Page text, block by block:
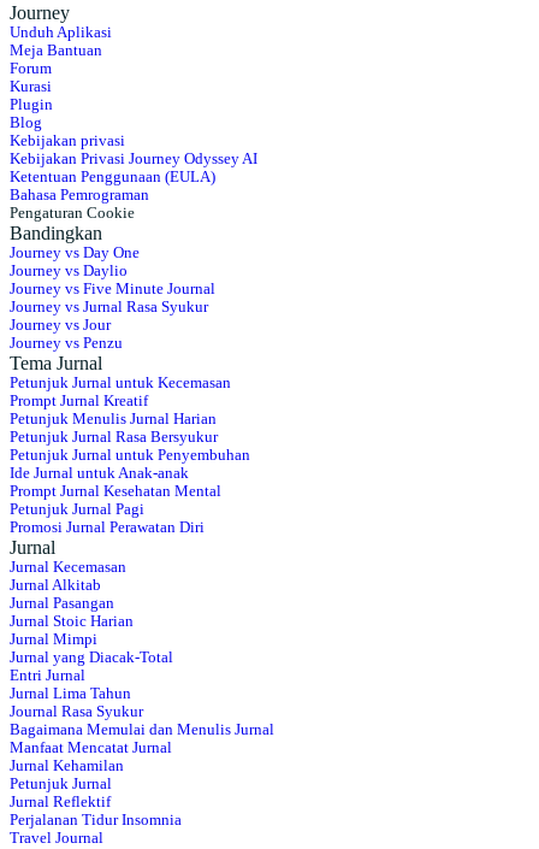
Journey
Unduh Aplikasi
Meja Bantuan
Forum
Kurasi
Plugin
Blog
Kebijakan privasi
Kebijakan Privasi Journey Odyssey AI
Ketentuan Penggunaan (EULA)
Bahasa Pemrograman
Pengaturan Cookie
Bandingkan
Journey vs Day One
Journey vs Daylio
Journey vs Five Minute Journal
Journey vs Jurnal Rasa Syukur
Journey vs Jour
Journey vs Penzu
Tema Jurnal
Petunjuk Jurnal untuk Kecemasan
Prompt Jurnal Kreatif
Petunjuk Menulis Jurnal Harian
Petunjuk Jurnal Rasa Bersyukur
Petunjuk Jurnal untuk Penyembuhan
Ide Jurnal untuk Anak-anak
Prompt Jurnal Kesehatan Mental
Petunjuk Jurnal Pagi
Promosi Jurnal Perawatan Diri
Jurnal
Jurnal Kecemasan
Jurnal Alkitab
Jurnal Pasangan
Jurnal Stoic Harian
Jurnal Mimpi
Jurnal yang Diacak-Total
Entri Jurnal
Jurnal Lima Tahun
Journal Rasa Syukur
Bagaimana Memulai dan Menulis Jurnal
Manfaat Mencatat Jurnal
Jurnal Kehamilan
Petunjuk Jurnal
Jurnal Reflektif
Perjalanan Tidur Insomnia
Travel Journal